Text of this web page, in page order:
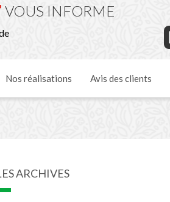
VOUS INFORME
Nos réalisations Avis des clients
ARCHIVES